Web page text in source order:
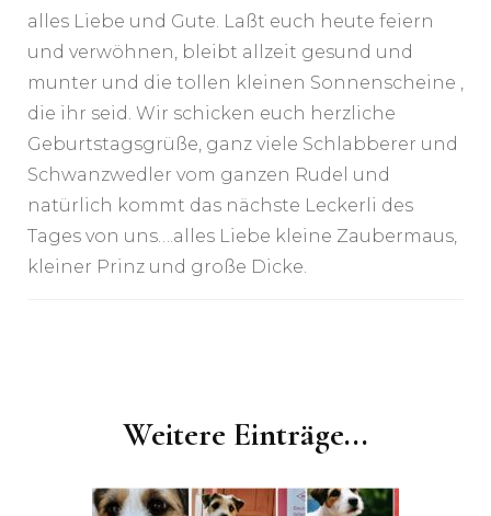
alles Liebe und Gute. Laßt euch heute feiern
und verwöhnen, bleibt allzeit gesund und
munter und die tollen kleinen Sonnenscheine ,
die ihr seid. Wir schicken euch herzliche
Geburtstagsgrüße, ganz viele Schlabberer und
Schwanzwedler vom ganzen Rudel und
natürlich kommt das nächste Leckerli des
Tages von uns….alles Liebe kleine Zaubermaus,
kleiner Prinz und große Dicke.
Weitere Einträge...